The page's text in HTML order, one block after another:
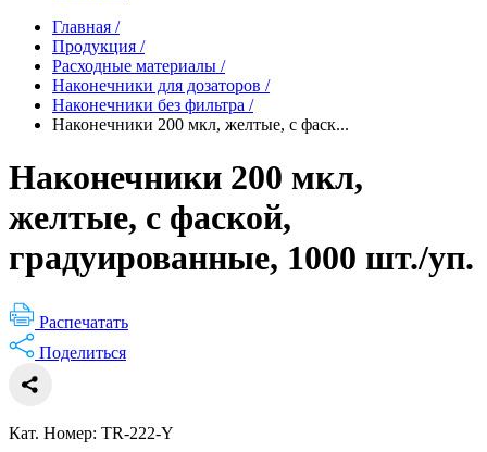
Главная /
Продукция /
Расходные материалы /
Наконечники для дозаторов /
Наконечники без фильтра /
Наконечники 200 мкл, желтые, с фаск...
Наконечники 200 мкл,
желтые, с фаской,
градуированные, 1000 шт./уп.
Распечатать
Поделиться
Кат. Номер: TR-222-Y